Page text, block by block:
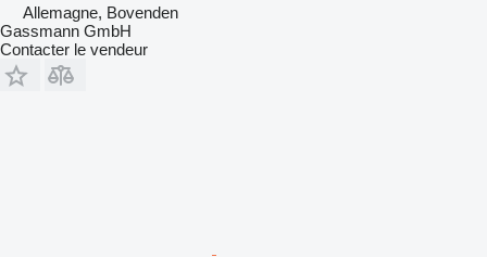
Allemagne, Bovenden
Gassmann GmbH
Contacter le vendeur